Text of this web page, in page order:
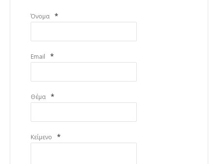
Όνομα *
Email *
Θέμα *
Κείμενο *